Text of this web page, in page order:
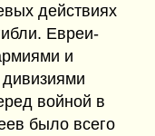
действиях
Евреи-
и
войной в
было всего